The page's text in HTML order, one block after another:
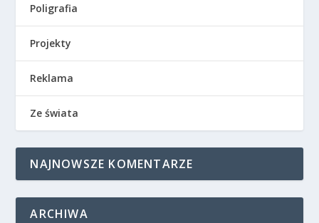
Poligrafia
Projekty
Reklama
Ze świata
NAJNOWSZE KOMENTARZE
ARCHIWA